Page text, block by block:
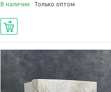
В наличии Только оптом